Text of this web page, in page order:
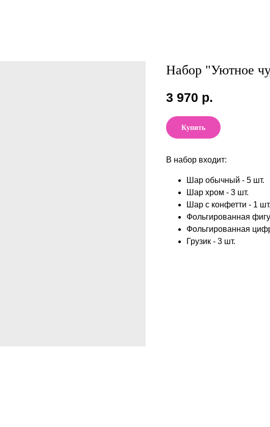
Набор "Уютное
3 970 р.
Купить
В набор входит:
Шар обычный - 5 шт.
Шар хром - 3 шт.
Шар с конфетти - 1 шт.
Фольгированная
Фольгированная
Грузик - 3 шт.